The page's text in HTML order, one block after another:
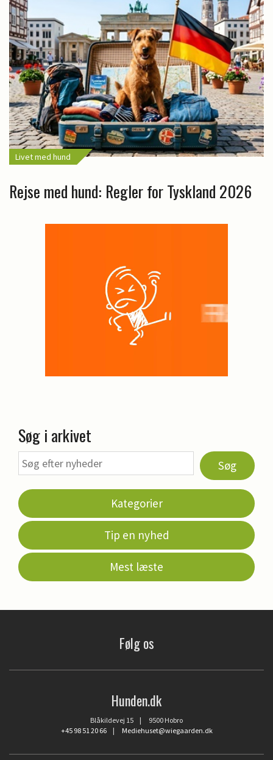
Livet med hund
Rejse med hund: Regler for Tyskland 2026
Søg i arkivet
Søg
Kategorier
Tip en nyhed
Mest læste
Følg os
Hunden.dk
Blåkildevej 15 | 9500 Hobro
+45 98 51 20 66| Mediehuset@wiegaarden.dk